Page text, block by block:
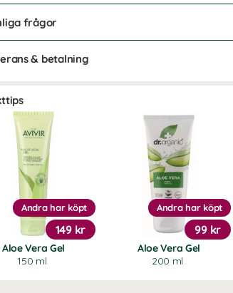
frågor
& betalning
Aloe Vera Gel
150 ml
Andra har köpt
149 kr
Aloe Vera Gel
200 ml
Andra har köpt
99 kr